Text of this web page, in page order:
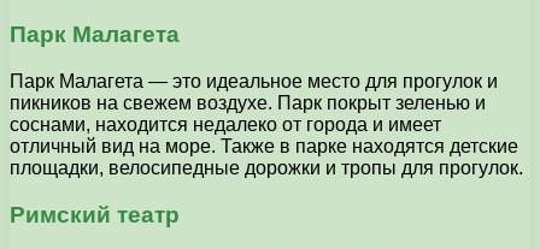
Парк Малагета
Парк Малагета — это идеальное место для прогулок и
пикников на свежем воздухе. Парк покрыт зеленью и
соснами, находится недалеко от города и имеет
отличный вид на море. Также в парке находятся детские
площадки, велосипедные дорожки и тропы для прогулок.
Римский театр